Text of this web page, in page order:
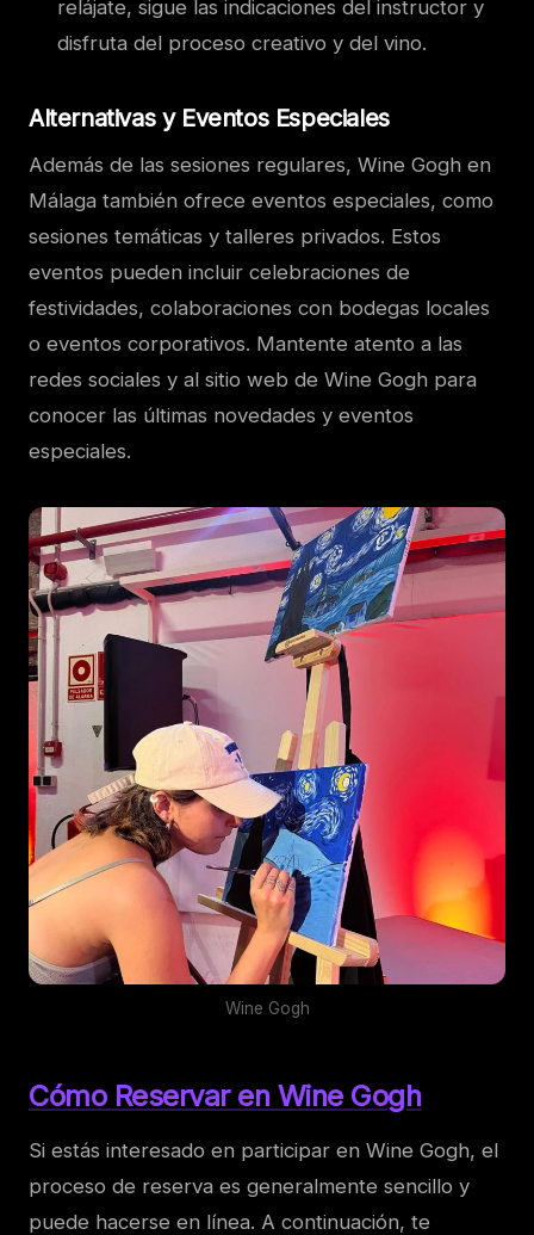
relájate, sigue las indicaciones del instructor y
disfruta del proceso creativo y del vino.
Alternativas y Eventos Especiales
Además de las sesiones regulares, Wine Gogh en
Málaga también ofrece eventos especiales, como
sesiones temáticas y talleres privados. Estos
eventos pueden incluir celebraciones de
festividades, colaboraciones con bodegas locales
o eventos corporativos. Mantente atento a las
redes sociales y al sitio web de Wine Gogh para
conocer las últimas novedades y eventos
especiales.
Wine Gogh
Cómo Reservar en Wine Gogh
Si estás interesado en participar en Wine Gogh, el
proceso de reserva es generalmente sencillo y
puede hacerse en línea. A continuación, te